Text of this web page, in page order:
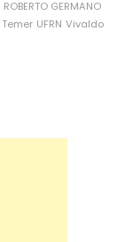
ROBERTO GERMANO
Temer UFRN Vivaldo